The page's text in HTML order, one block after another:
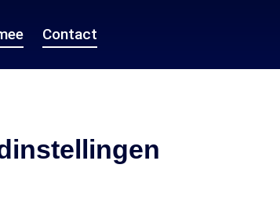
Contact